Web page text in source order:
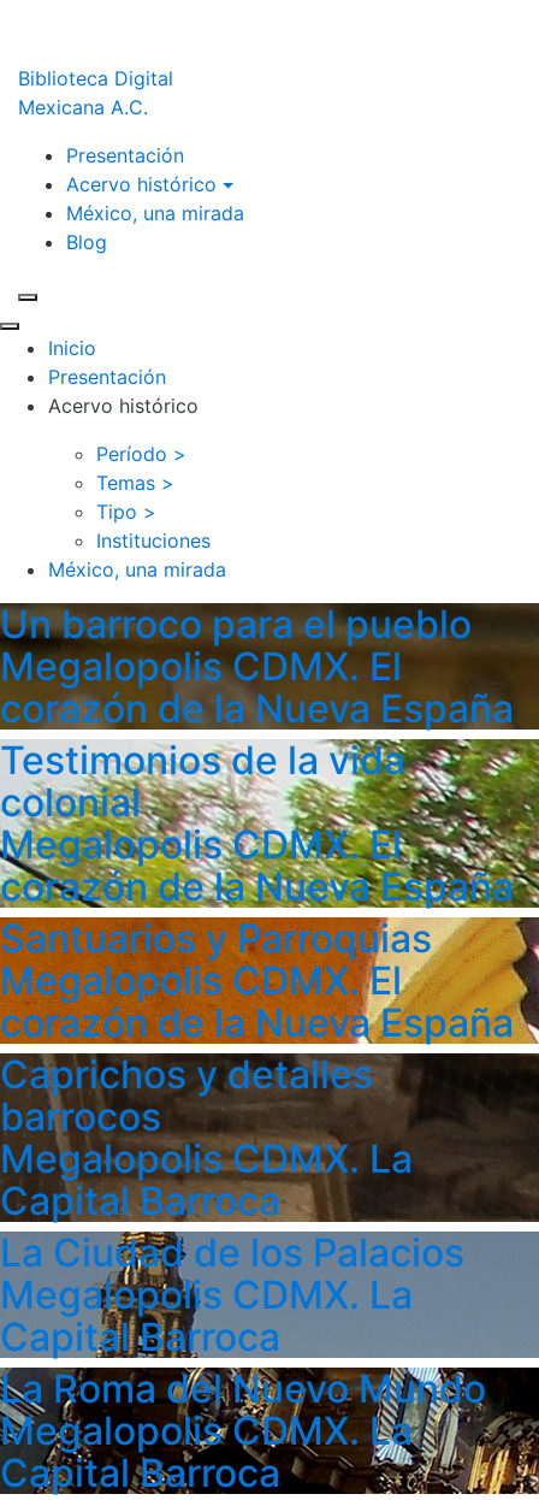
Biblioteca Digital
Mexicana A.C.
Presentación
Acervo histórico
México, una mirada
Blog
Inicio
Presentación
Acervo histórico
Período >
Temas >
Tipo >
Instituciones
México, una mirada
Un barroco para el pueblo
Megalopolis CDMX. El
corazón de la Nueva España
Testimonios de la vida
colonial
Megalopolis CDMX. El
corazón de la Nueva España
Santuarios y Parroquias
Megalopolis CDMX. El
corazón de la Nueva España
Caprichos y detalles
barrocos
Megalopolis CDMX. La
Capital Barroca
La Ciudad de los Palacios
Megalopolis CDMX. La
Capital Barroca
La Roma del Nuevo Mundo
Megalopolis CDMX. La
Capital Barroca